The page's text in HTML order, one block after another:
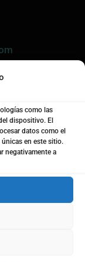
como las
dispositivo. El
datos como el
en este sitio.
negativamente a